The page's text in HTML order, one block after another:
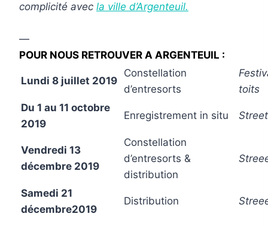
complicité avec la ville d’Argenteuil.
—
POUR NOUS RETROUVER A ARGENTEUIL :
Lundi 8 juillet 2019
Constellation
d’entresorts
toits
Du 1 au 11 octobre
2019
Enregistrement in situ
Vendredi 13
décembre 2019
Constellation
d’entresorts &
distribution
Samedi 21
décembre2019
Distribution